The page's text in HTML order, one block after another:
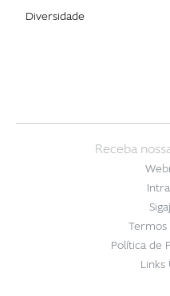
Diversidade
Receba
Termos
Política de
Links